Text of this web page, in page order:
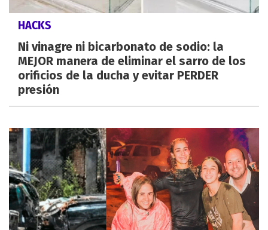
HACKS
Ni vinagre ni bicarbonato de sodio: la
MEJOR manera de eliminar el sarro de los
orificios de la ducha y evitar PERDER
presión